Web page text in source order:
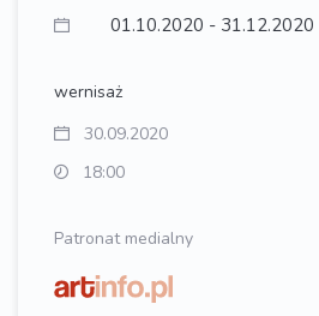
01.10.2020 - 31.12.2020
wernisaż
30.09.2020
18:00
Patronat medialny